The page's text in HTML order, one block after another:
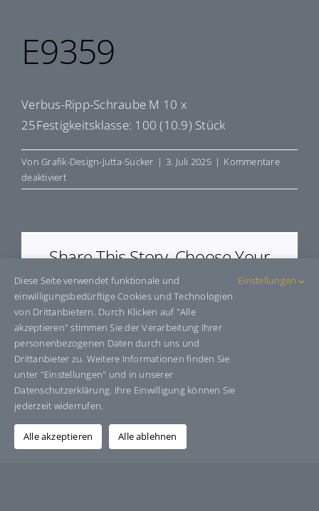
E9359
Verbus-Ripp-Schraube M 10 x
25Festigkeitsklasse: 100 (10.9) Stück
VonGrafik-Design-Jutta-Sucker | 3. Juli 2025 | Kommentare
deaktiviertfür
E9359
Share This Story, Choose Your
Platform!
Facebook Bluesky WhatsAppTelegram
E-
Mail
Über den Autor: Grafik-Design-Jutta-Sucker
Diese Seite verwendet funktionale und
einwilligungsbedürftige Cookies und Technologien
von Drittanbietern. Durch Klicken auf "Alle
akzeptieren" stimmen Sie der Verarbeitung Ihrer
personenbezogenen Daten durch uns und
Drittanbieter zu. Weitere Informationen finden Sie
unter "Einstellungen" und in unserer
Datenschutzerklärung. Ihre Einwilligung können Sie
jederzeit widerrufen.
Einstellungen
Alle akzeptieren Alle ablehnen